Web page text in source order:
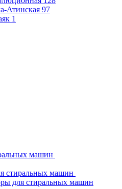
Атинская 97
1
машин
стиральных машин
для стиральных машин